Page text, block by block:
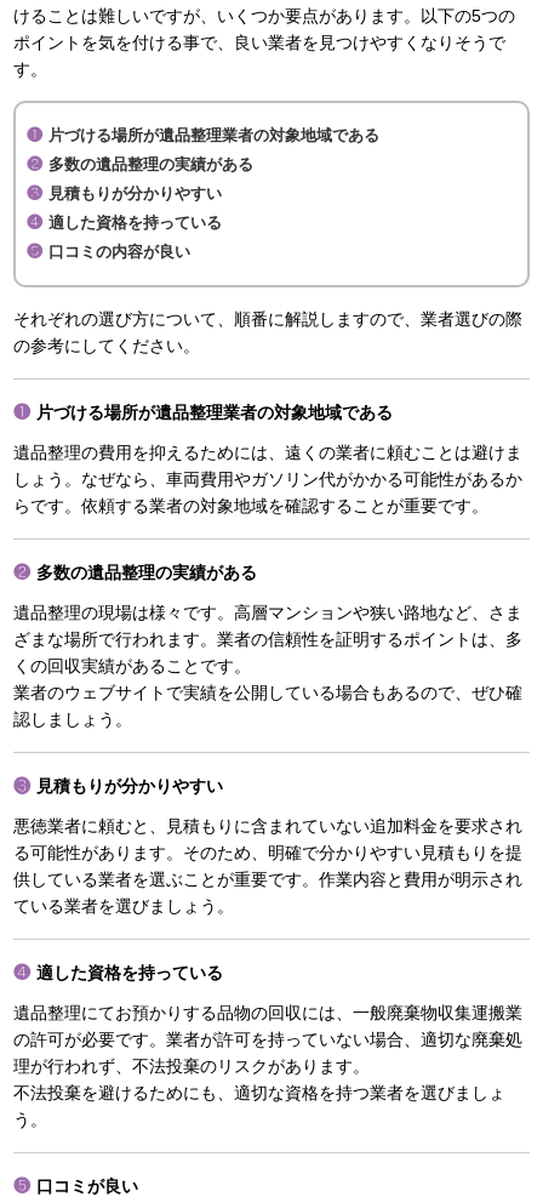
けることは難しいですが、いくつか要点があります。以下の5つの
ポイントを気を付ける事で、良い業者を見つけやすくなりそうで
す。
片づける場所が遺品整理業者の対象地域である
多数の遺品整理の実績がある
見積もりが分かりやすい
適した資格を持っている
口コミの内容が良い
それぞれの選び方について、順番に解説しますので、業者選びの際
の参考にしてください。
片づける場所が遺品整理業者の対象地域である
遺品整理の費用を抑えるためには、遠くの業者に頼むことは避けま
しょう。なぜなら、車両費用やガソリン代がかかる可能性があるか
らです。依頼する業者の対象地域を確認することが重要です。
多数の遺品整理の実績がある
遺品整理の現場は様々です。高層マンションや狭い路地など、さま
ざまな場所で行われます。業者の信頼性を証明するポイントは、多
くの回収実績があることです。
業者のウェブサイトで実績を公開している場合もあるので、ぜひ確
認しましょう。
見積もりが分かりやすい
悪徳業者に頼むと、見積もりに含まれていない追加料金を要求され
る可能性があります。そのため、明確で分かりやすい見積もりを提
供している業者を選ぶことが重要です。作業内容と費用が明示され
ている業者を選びましょう。
適した資格を持っている
遺品整理にてお預かりする品物の回収には、一般廃棄物収集運搬業
の許可が必要です。業者が許可を持っていない場合、適切な廃棄処
理が行われず、不法投棄のリスクがあります。
不法投棄を避けるためにも、適切な資格を持つ業者を選びましょ
う。
口コミが良い